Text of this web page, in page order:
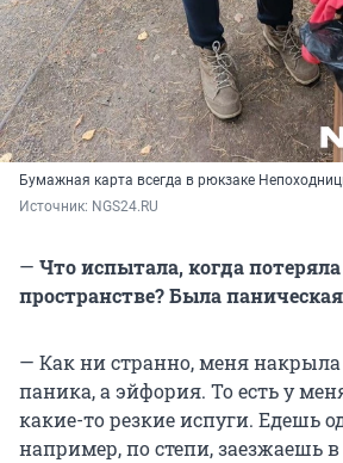
Бумажная карта всегда в рюкзаке
Источник: NGS24.RU
— Что испытала, когда
пространстве? Была
— Как ни странно, меня накрыла
паника, а эйфория. То есть у
какие-то резкие испуги. Едешь
например, по степи, заезжаешь